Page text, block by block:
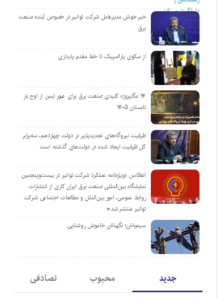
خبر خوش مدیرعامل شرکت توانیر در خصوص آینده صنعت
برق
از سکوی پارالمپیک تا خط مقدم پایداری
۱۴ مگاپروژه‌ کلیدی صنعت برق برای عبور ایمن از اوج بار
تابستان ۱۴۰۵
ظرفیت نیروگاه‌های تجدیدپذیر در دولت چهاردهم، سه‌برابر
کل ظرفیت ایجاد شده در دولت‌های گذشته است
انعکاس (ویژه‌نامه عملکرد شرکت توانیر در بیست‌وپنجمین
نمایشگاه بین‌المللی صنعت برق ایران کاری از انتشارات
روابط عمومی، امور بین‌الملل و مطالعات اجتماعی شرکت
توانیر منتشر شد*
سیم‌بانان؛ نگهبانان خاموش روشنایی
جدید محبوب تصادفی